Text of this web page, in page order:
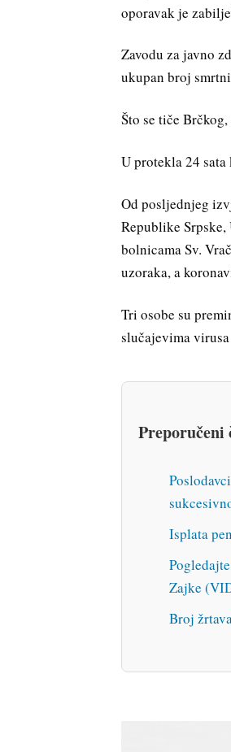
oporavak je
Zavodu za javno
ukupan broj
Što se tiče
U protekla 24
Od posljednjeg
Republike
bolnicama Sv.
uzoraka, a
Tri osobe su
slučajevima
Preporučeni
Isplata
Zajke
Broj